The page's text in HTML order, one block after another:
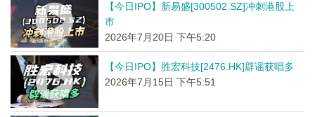
【今日IPO】新易盛[300502.SZ]冲刺港股上
市
2026年7月20日 下午5:20
【今日IPO】胜宏科技[2476.HK]辟谣获唱多
2026年7月15日 下午5:51